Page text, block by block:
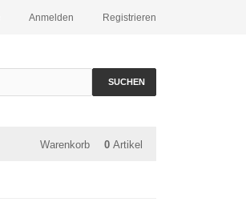
Registrieren
Anmelden
SUCHEN
Warenkorb 0 Artikel